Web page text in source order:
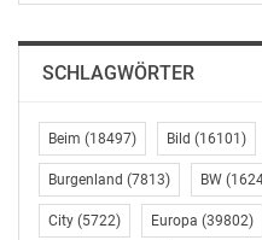
Landesstraße L 4 im
Im Anschluss wird durch
Bankett an die neuen
Die Bauarbeiten werden
Witterungsverhältnisse
SCHLAGWÖRTER
Beim (18497) Bild (16101)
Burgenland (7813) BW
City (5722) Europa (39802)